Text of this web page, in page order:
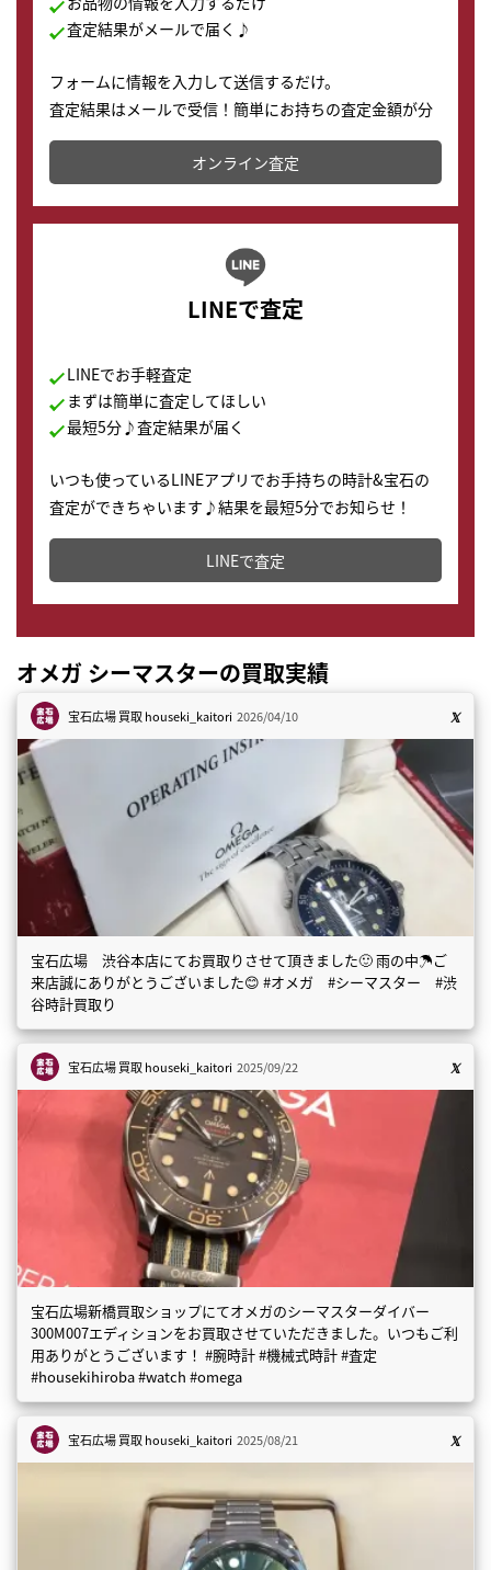
査定結果がメールで届く♪
フォームに情報を入力して送信するだけ。
査定結果はメールで受信！簡単にお持ちの査定金額が分
かります。
オンライン査定
LINEで査定
LINEでお手軽査定
まずは簡単に査定してほしい
最短5分♪査定結果が届く
いつも使っているLINEアプリでお手持ちの時計&宝石の
査定ができちゃいます♪結果を最短5分でお知らせ！
どこからでもすぐに査定金額を知ることが出来ます。
LINEで査定
オメガ シーマスターの買取実績
宝石広場 買取houseki_kaitori 2026/04/10
宝石広場 渋谷本店にてお買取りさせて頂きました🙂 雨の中☂️ご
来店誠にありがとうございました😊 #オメガ #シーマスター #渋
谷時計買取り
宝石広場 買取houseki_kaitori 2025/09/22
宝石広場新橋買取ショップにてオメガのシーマスターダイバー
300M007エディションをお買取させていただきました。いつもご利
用ありがとうございます！ #腕時計 #機械式時計 #査定
#housekihiroba #watch #omega
宝石広場 買取houseki_kaitori 2025/08/21